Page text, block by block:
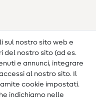
sul nostro sito web e
nostro sito (ad es.
e annunci, integrare
al nostro sito. Il
cookie impostati.
indichiamo nelle